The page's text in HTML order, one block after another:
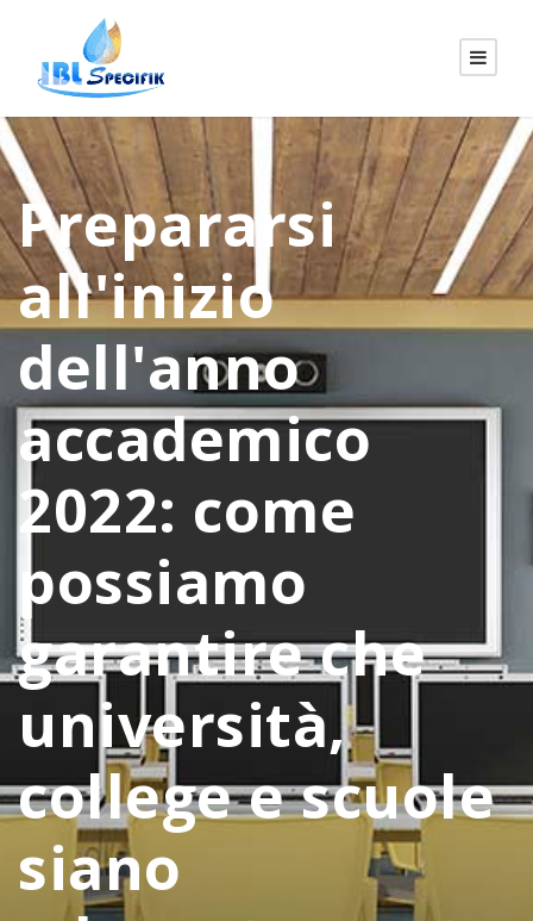
Prepararsi
all'inizio
dell'anno
accademico
2022: come
possiamo
garantire che
università,
college e scuole
siano